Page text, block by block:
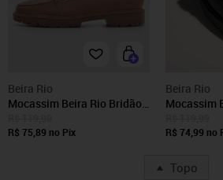
Beira Rio
Mocassim Beira Rio Bridão
R$ 75,89 no Pix
Beira Rio
Mocassim
R$ 74,99 no
Topo